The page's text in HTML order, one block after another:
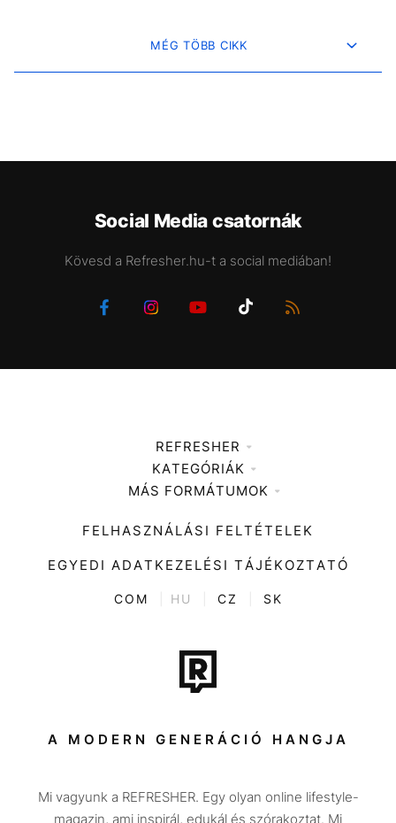
MÉG TÖBB CIKK
Social Media csatornák
Kövesd a Refresher.hu-t a social mediában!
REFRESHER
Médiaajánlat
KATEGÓRIÁK
Zene
Divat
Kultúra
ENTR
Tech-Tudomány
Sport
Társadalom
Utazás
MÁS FORMÁTUMOK
FELHASZNÁLÁSI FELTÉTELEK
EGYEDI ADATKEZELÉSI TÁJÉKOZTATÓ
COM HU CZ SK
A MODERN GENERÁCIÓ HANGJA
Mi vagyunk a REFRESHER. Egy olyan online lifestyle-
magazin, ami inspirál, edukál és szórakoztat. Mi